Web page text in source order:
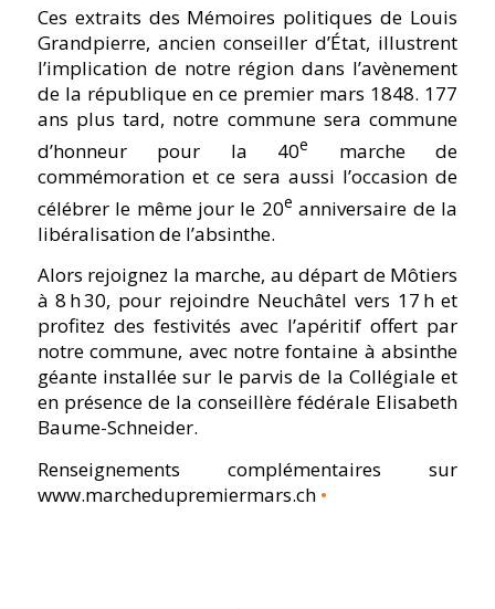
Ces extraits des Mémoires politiques de Louis
Grandpierre, ancien conseiller d’État, illustrent
l’implication de notre région dans l’avènement
de la république en ce premier mars 1848. 177
ans plus tard, notre commune sera commune
d’honneur pour la 40e
marche de
commémoration et ce sera aussi l’occasion de
célébrer le même jour le 20e anniversaire de la
libéralisation de l’absinthe.
Alors rejoignez la marche, au départ de Môtiers
à 8 h 30, pour rejoindre Neuchâtel vers 17 h et
profitez des festivités avec l’apéritif offert par
notre commune, avec notre fontaine à absinthe
géante installée sur le parvis de la Collégiale et
en présence de la conseillère fédérale Elisabeth
Baume-Schneider.
Renseignements complémentaires sur
www.marchedupremiermars.ch •